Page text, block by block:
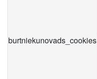
burtniekunovads_cookies